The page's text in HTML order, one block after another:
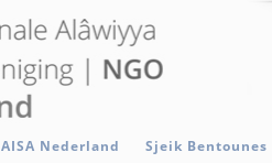
AISA Nederland Sjeik Bentounes